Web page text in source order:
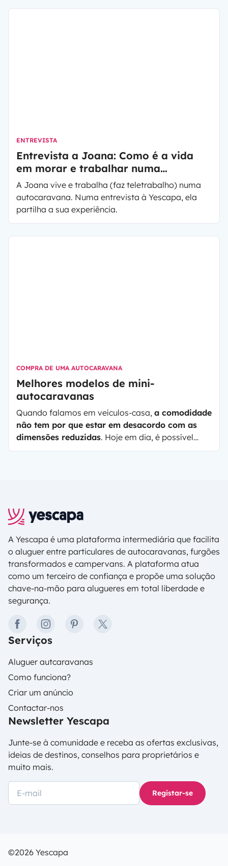
trouxemos apenas 2 malas e nossas duas
ENTREVISTA
Entrevista a Joana: Como é a vida
em morar e trabalhar numa
autocaravana
A Joana vive e trabalha (faz teletrabalho) numa
autocaravana. Numa entrevista à Yescapa, ela
partilha a sua experiência.
COMPRA DE UMA AUTOCARAVANA
Melhores modelos de mini-
autocaravanas
Quando falamos em veículos-casa, a comodidade
não tem por que estar em desacordo com as
dimensões reduzidas. Hoje em dia, é possível
exponenciar ao extremo um espaço reduzido, que
mostrar quais são os melhores modelos de mini-
autocaravanas.
A Yescapa é uma plataforma intermediária que facilita
o aluguer entre particulares de autocaravanas, furgões
transformados e campervans. A plataforma atua
como um terceiro de confiança e propõe uma solução
chave-na-mão para alugueres em total liberdade e
segurança.
facebookinstagrampinteresttwitter
Serviços
Aluguer autcaravanas
Como funciona?
Criar um anúncio
Contactar-nos
Newsletter Yescapa
Junte-se à comunidade e receba as ofertas exclusivas,
ideias de destinos, conselhos para proprietários e
muito mais.
Registar-se
©2026 Yescapa